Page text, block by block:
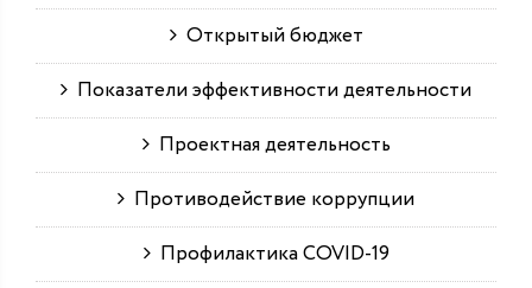
Открытый бюджет
Показатели эффективности деятельности
Проектная деятельность
Противодействие коррупции
Профилактика COVID-19